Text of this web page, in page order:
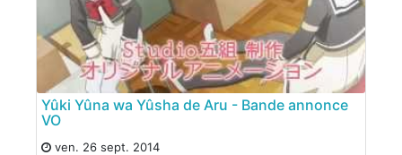
Yûki Yûna wa Yûsha de Aru - Bande annonce
VO
ven. 26 sept. 2014